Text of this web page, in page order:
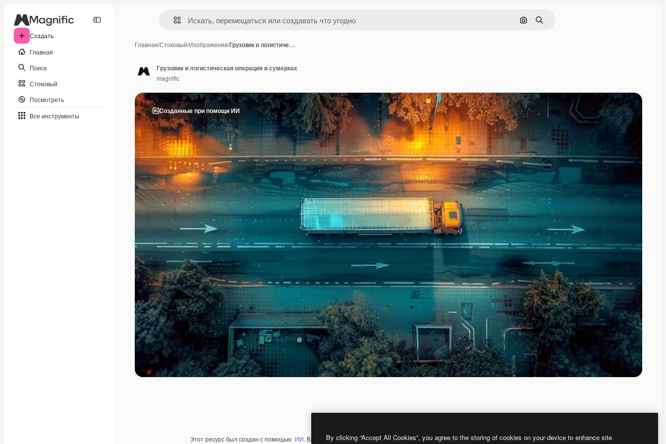
Создать
Главная
Поиск
Стоковый
Посмотреть
Все инструменты
Поиск по изображению
Поиск
Главная/Стоковый/Изображения/Грузовик и логистиче…
Созданные при помощи ИИ
Этот ресурс был создан с помощью ИИ. Вы можете создать свой собственный с помощью нашего генератора изображений на основе ИИ.
Грузовик и логистическая операция в сумерках
magnific
By clicking “Accept All Cookies”, you agree to the storing of cookies on your device to enhance site